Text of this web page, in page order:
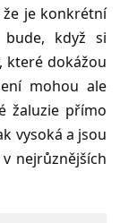
je konkrétní
bude, když si
které dokážou
mohou ale
žaluzie přímo
vysoká a jsou
nejrůznějších